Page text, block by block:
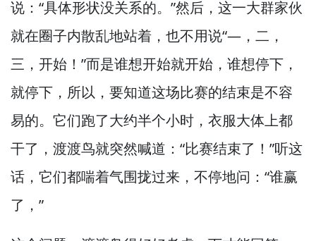
说：“具体形状没关系的。”然后， 这一大群家伙
就在圈子内散乱地站着， 也不用说“— ，二，
三， 开始！”而是谁想开始就开始， 谁想停下，
就停下， 所以， 要知道这场比赛的结束是不容
易的。 它们跑了大约半个小时， 衣服大体上都
干了， 渡渡鸟就突然喊道：“比赛结束了！”听这
话， 它们都喘着气围拢过来， 不停地问：“谁赢
了，”